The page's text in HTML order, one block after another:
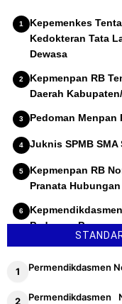
Permendikbud
Akreditasi
(Standar
Standar
Kualitas Hasil
Standar
Standar Isi
Kepemenkes
Kedokteran Tata
Dewasa
Kepmenpan RB
Daerah
Pedoman Menpan
Juknis SPMB SMA
Kepmenpan RB
Pranata
Pedoman
Permendikdasmen